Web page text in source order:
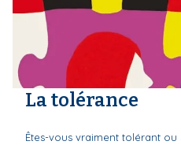
La tolérance
Êtes-vous vraiment tolérant